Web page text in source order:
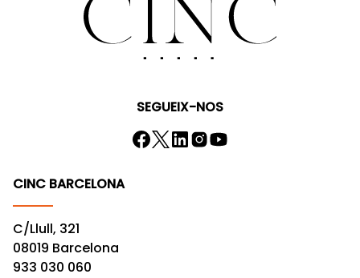
SEGUEIX-NOS
CINC BARCELONA
C/Llull, 321
08019 Barcelona
933 030 060